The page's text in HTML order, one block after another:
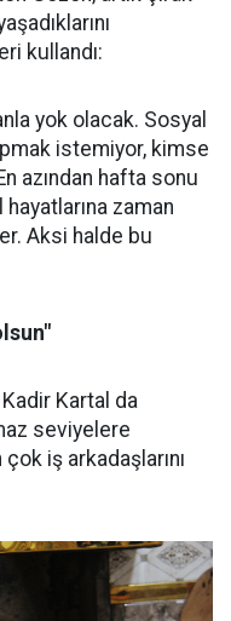
kullandı:
yok olacak. Sosyal
istemiyor, kimse
azından hafta sonu
zaman
Aksi halde bu
Kadir Kartal da
seviyelere
iş arkadaşlarını